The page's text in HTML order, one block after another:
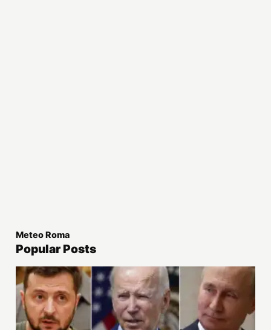
Meteo Roma
Popular Posts